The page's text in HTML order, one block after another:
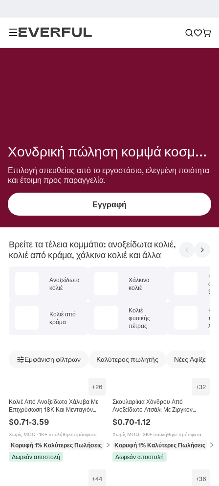
Χονδρική πώληση κομψά κοσμήματα
Επιλογή απευθείας από το εργοστάσιο, ελεγμένη ποιότητα
και έτοιμη προς παραγγελία.
Εγγραφή
Βρείτε τα τέλεια κομμάτια: ανοξείδωτα κολιέ,
κολιέ από κράμα, χάλκινα κολιέ και άλλα
Ανοξείδωτα
κολιέ
Κολιέ από
κράμα
Χάλκινα
κολιέ
Κολιέ
φυσικής
πέτρας
925
Εμφάνιση φίλτρων Καλύτερος πωλητής Νέες Αφίξεις
+26
Κολιέ Από Ανοξείδωτο Χάλυβα Με
Επιχρύσωση 18Κ Και Μενταγιόν
Ζιργκόν Μόδα Κοσμήματα Για
Γυναίκες Κομψή Αισθητική
$0.71-3.59
Χωρίς MOQ · 1K+ πουλήθηκε πρόσφατα
Κορυφή 1% Καλύτερες Πωλήσεις
σε Κολιέ
Δωρεάν αποστολή
+32
Σκουλαρίκια Χόνδρου Από
Ανοξείδωτο Ατσάλι Με Ζιργκόν
Σταυρός Αστέρι Καρδιά Φεγγάρι
Σχήμα Κομψά Κοσμήματα
$0.70-1.12
Χωρίς MOQ · 3K+ πουλήθηκε πρόσφατα
Κορυφή 1% Καλύτερες Πωλήσεις
σε
Δωρεάν αποστολή
+44 +36